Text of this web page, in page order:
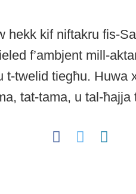
hekk kif niftakru fis-
f’ambjent mill-
t-twelid tiegħu. Huwa
tat-tama, u tal-ħajja